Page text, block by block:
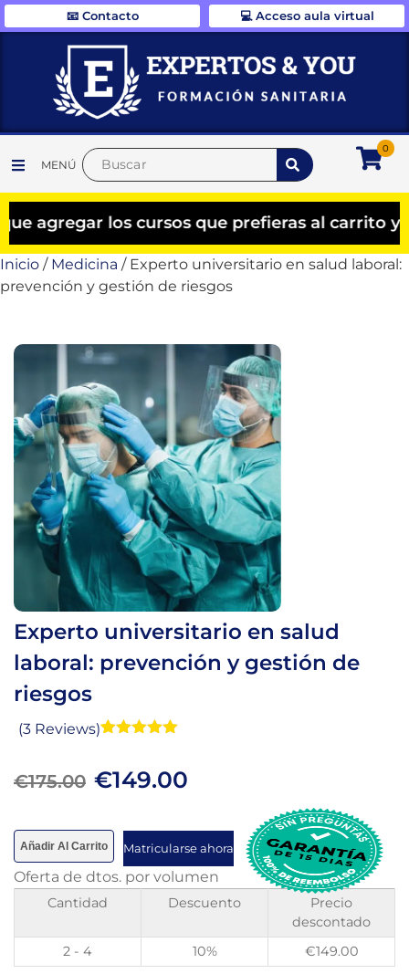
📧 Contacto 💻 Acceso aula virtual
MENÚ
0
los cursos que prefieras al carrito y el
Inicio / Medicina / Experto universitario en salud laboral:
prevención y gestión de riesgos
Experto universitario en salud
laboral: prevención y gestión de
riesgos
5 en base
a
(3 Reviews)
€175.00 €149.00
Añadir Al Carrito Matricularse ahora
Oferta de dtos. por volumen
Cantidad Descuento
Precio
descontado
2 - 4
10% €149.00